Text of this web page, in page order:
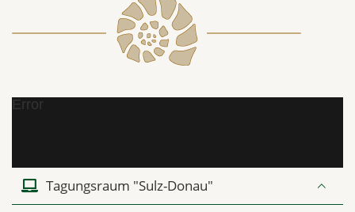
Error
Tagungsraum "Sulz-Donau"